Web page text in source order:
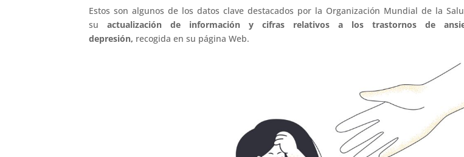
Estos son algunos de los datos clave destacados por la Organización Mundial de la
suactualización de información y cifras relativos a los trastornos de
depresión, recogida en su página Web.